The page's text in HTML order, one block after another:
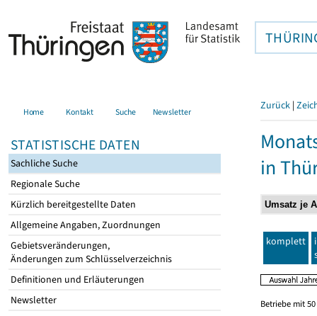
Home Kontakt Suche Newsletter
STATISTISCHE DATEN
Sachliche Suche
Regionale Suche
Kürzlich bereitgestellte Daten
Allgemeine Angaben, Zuordnungen
Gebietsveränderungen,
Änderungen zum Schlüsselverzeichnis
Definitionen und Erläuterungen
Newsletter
Zurück |
in
komplett
Betriebe mit